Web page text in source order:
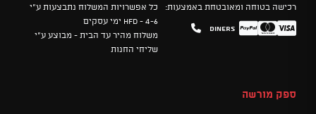
רכישה בטוחה ומאובטחת באמצעות:
Visa
Mastercard
PayPal
Diners
כל אפשרויות המשלוח נתבצעות ע"י
HFD - 4-6 ימי עסקים
משלוח מהיר עד הבית - מבוצע ע"י
שליחי החנות
ספק מורשה